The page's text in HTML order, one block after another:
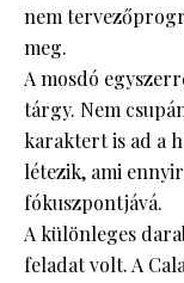
nem
meg.
A mosdó
tárgy. Nem
karaktert is ad a
létezik, ami
fókuszpontjává.
A különleges
feladat volt. A